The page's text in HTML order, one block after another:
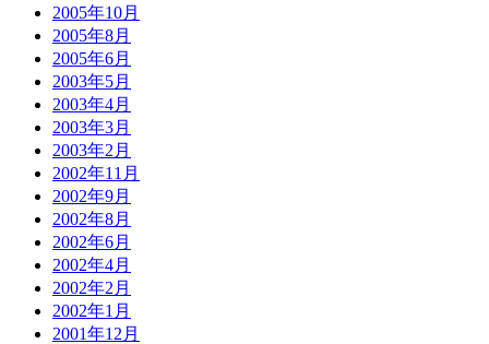
2005年10月
2005年8月
2005年6月
2003年5月
2003年4月
2003年3月
2003年2月
2002年11月
2002年9月
2002年8月
2002年6月
2002年4月
2002年2月
2002年1月
2001年12月